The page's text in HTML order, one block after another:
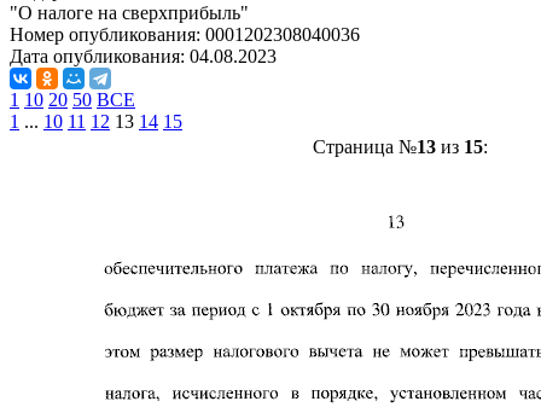
"О налоге на сверхприбыль"
Номер опубликования: 0001202308040036
Дата опубликования: 04.08.2023
1 10 20 50 ВСЕ
1 ... 10 11 12 13 14 15
Страница №13из 15: